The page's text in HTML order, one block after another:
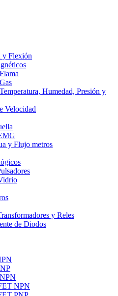
y Flexión
Humedad, Presión y
Velocidad
y Flujo metros
y Reles
de Diodos
NPN